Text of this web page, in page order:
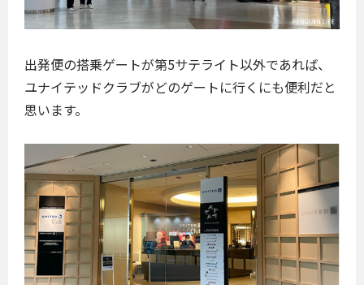
出発便の搭乗ゲートが第5サテライト以外であれば、
ユナイテッドクラブがどのゲートに行くにも便利だと
思います。